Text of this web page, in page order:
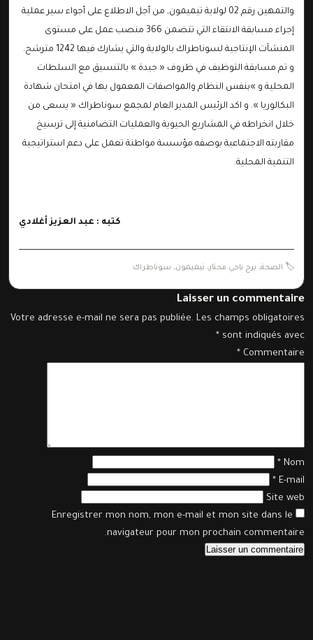
والتمهين رقم 02 لولاية تيميمون, من أجل الاطلاع على أجواء سير عملية
إجراء مسابقة الانتقاء التي تتضمن 366 منصب عمل على مستوى
المنشآت الإنتاجية لسوناطراك بالولاية والتي يشارك فيها 1242 مترشح.
و تم مسابقة التوظيف في ظروف « جيدة » بالتنسيق مع السلطات
المحلية و »بنفس النظام والمواصفات المعمول بها في امتحان شهادة
البكالوريا ». و اكد الرئيس المدير العام لمجمع سوناطراك « يسعى من
خلال انخراطه في المشاريع الحيوية والعمليات التضامنية إلى ترسيخ
مقاربته الاجتماعية بوصفه مؤسسة مواطنة تعمل على دعم استراتيجية
التنمية المحلية.
كتبه : عبد العزيز أغلادي
🏷️ الصحة، برج باجي مختار، تيميمون، سوناطراك
Laisser un commentaire
Votre adresse e-mail ne sera pas publiée. Les champs obligatoires
sont indiqués avec
*
Commentaire
*
Nom
*
E-mail
*
Site web
Enregistrer mon nom, mon e-mail et mon site dans le
navigateur pour mon prochain commentaire.